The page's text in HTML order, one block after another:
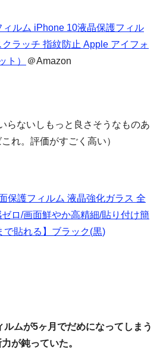
ルム iPhone 10液晶保護フィル
ラッチ 指紋防止 Apple アイフォ
ト）
＠Amazon
らないしもっと良さそうなものあ
れ。評価がすごく高い）
保護フィルム 液晶強化ガラス 全
ロ/画面鮮やか高精細/貼り付け簡
で貼れる】ブラック(黒)
ムが5ヶ月でだめになってしまう
が鈍っていた。